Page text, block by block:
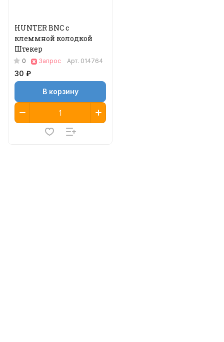
HUNTER BNC с
клеммной колодкой
Штекер
0 Запрос Арт. 014764
30 ₽
В корзину